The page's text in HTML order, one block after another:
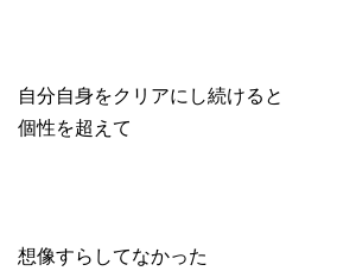
自分自身をクリアにし続けると
個性を超えて
想像すらしてなかった